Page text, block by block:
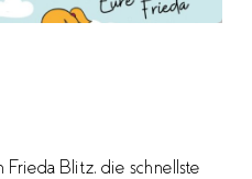
Frieda Blitz, die schnellste